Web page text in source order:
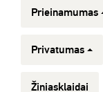
Prieinamumas
Privatumas
Žiniasklaidai